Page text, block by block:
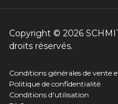
Copyright © 2026
droits réservés.
Conditions générales de vente
Politique de confidentialité
Conditions d'utilisation